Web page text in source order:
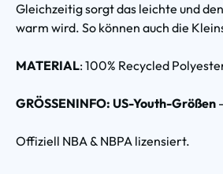
Gleichzeitig sorgt das leichte und
warm wird. So können auch die
MATERIAL: 100% Recycled
GRÖSSENINFO: US-Youth-Größen
Offiziell NBA & NBPA lizensiert.